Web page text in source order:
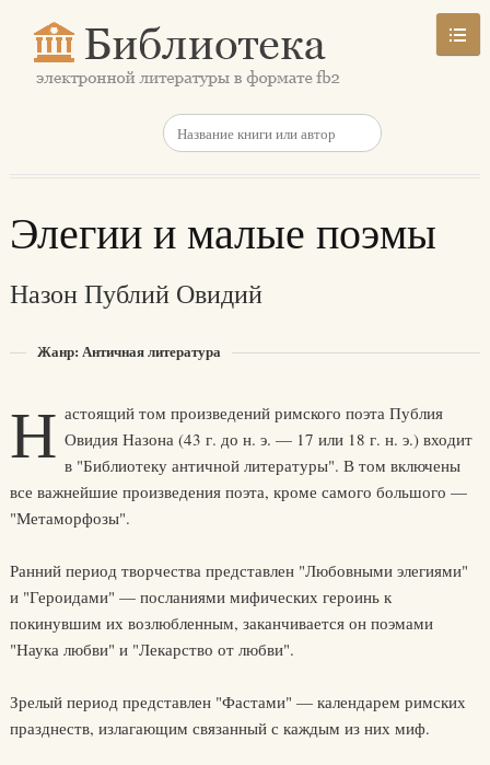
Элегии и малые поэмы
Назон Публий Овидий
Жанр: Античная литература
Н астоящий том произведений римского поэта Публия
Овидия Назона (43 г. до н. э. — 17 или 18 г. н. э.) входит
в "Библиотеку античной литературы". В том включены
все важнейшие произведения поэта, кроме самого большого —
"Метаморфозы".
Ранний период творчества представлен "Любовными элегиями"
и "Героидами" — посланиями мифических героинь к
покинувшим их возлюбленным, заканчивается он поэмами
"Наука любви" и "Лекарство от любви".
Зрелый период представлен "Фастами" — календарем римских
празднеств, излагающим связанный с каждым из них миф.